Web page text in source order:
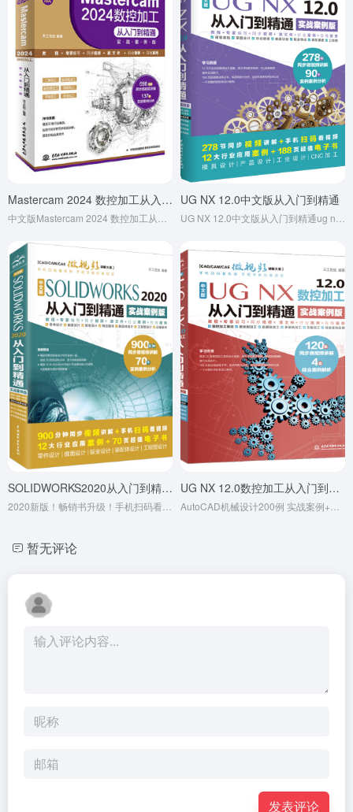
UG NX 12.0中文版从入门到精通
SOLIDWORKS2020从入门到精通实战案例